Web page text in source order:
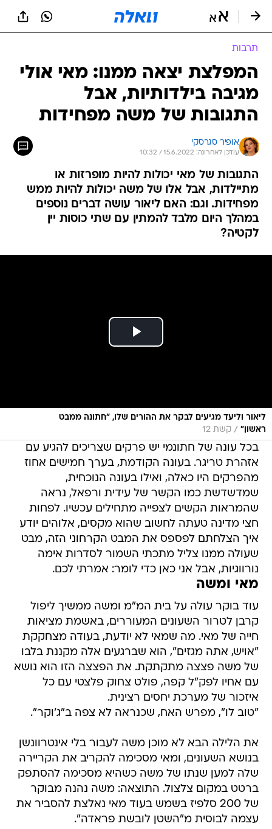
תרבות
המפלצת יצאה ממנו: מאי אולי
מגיבה בילדותיות, אבל
התגובות של משה מפחידות
אופיר סגרסקי
עודכן לאחרונה: 15.6.2022 / 10:32
התגובות של מאי יכולות להיות מופרזות או
מתיילדות, אבל אלו של משה יכולות להיות ממש
מפחידות. וגם: האם ליאור עושה דברים נוספים
במהלך היום מלבד להמתין עם שתי כוסות יין
לקטיה?
ליאור וליעד מגיעים לבקר את ההורים שלו, "חתונה ממבט
ראשון" / קשת 12
בכל עונה של חתונמי יש פרקים שצריכים להגיע עם
אזהרת טריגר. בעונה הקודמת, בערך חמישים אחוז
מהפרקים היו כאלה, ואילו בעונה הנוכחית,
שמדשדשת כמו הקשר של עידית ורפאל, נראה
שהמראות הקשים לצפייה מתחילים עכשיו. לפחות
חצי מדינה טעתה לחשוב שהוא מקסים, אלוהים יודע
איך הצלחתם לפספס את המבט הקרחוני הזה, מבט
שעולה ממנו צליל מתכתי השמור לסדרות אימה
נורווגיות, אבל אני כאן כדי לומר: אמרתי לכם.
מאי ומשה
עוד בוקר עולה על בית המ"מ ומשה ממשיך ליפול
קרבן לטרור השעונים המעוררים, באשמת מציאות
חייה של מאי. מה שמאי לא יודעת, בעודה מצחקקת
"אויש, אתה מגזים", הוא שברגעים אלה מקננת בלבו
של משה פצצה מתקתקת. את הפצצה הזו הוא נושא
עם אחיו לפק"ל קפה, פולט צחוק פלצטי עם כל
איזכור של מערכת יחסים רצינית.
"טוב לו", מפרש האח, שכנראה לא צפה ב"ג'וקר".
את הלילה הבא לא מוכן משה לעבור בלי אינטרוונשן
בנושא השעונים, ומאי מסכימה להקריב את הקריירה
שלה למען שנתו של משה כשהיא מסכימה להסתפק
ברטט במקום צלצול. התוצאה: משה נהנה מבוקר
של 200 סלפיז בשמש בעוד מאי נאלצת להסביר את
עצמה לבוסית מ"השטן לובשת פראדה".